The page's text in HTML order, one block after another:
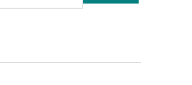
nach: